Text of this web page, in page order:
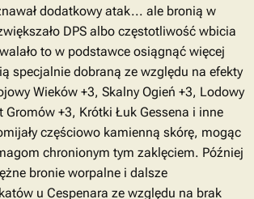
dodatkowy atak... ale bronią w
DPS albo częstotliwość wbicia
to w podstawce osiągnąć więcej
specjalnie dobraną ze względu na efekty
Wieków +3, Skalny Ogień +3, Lodowy
Gromów +3, Krótki Łuk Gessena i inne
częściowo kamienną skórę, mogąc
chronionym tym zaklęciem. Później
bronie worpalne i dalsze
u Cespenara ze względu na brak